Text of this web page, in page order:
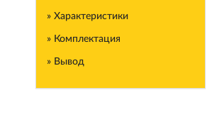
» Характеристики
» Комплектация
» Вывод